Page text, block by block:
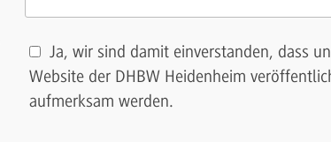
Ja, wir sind damit einverstanden, dass
Website der DHBW Heidenheim
aufmerksam werden.